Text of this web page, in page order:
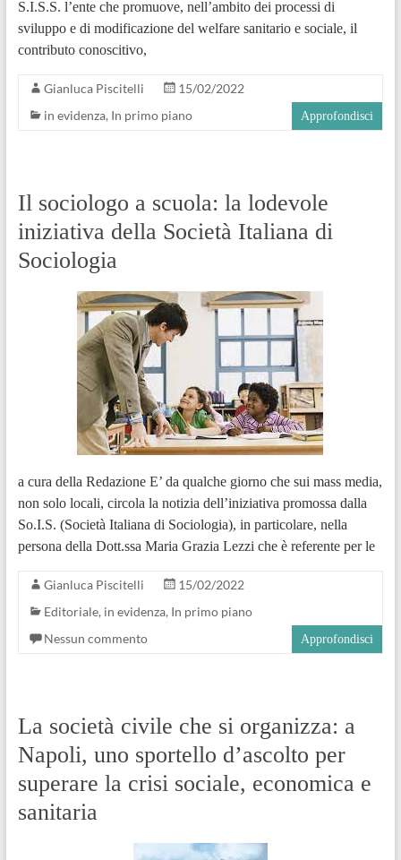
S.I.S.S. l’ente che promuove, nell’ambito dei processi di
sviluppo e di modificazione del welfare sanitario e sociale, il
contributo conoscitivo,
Gianluca Piscitelli
15/02/2022
in evidenza, In primo piano Approfondisci
Il sociologo a scuola: la lodevole
iniziativa della Società Italiana di
Sociologia
a cura della Redazione E’ da qualche giorno che sui mass media,
non solo locali, circola la notizia dell’iniziativa promossa dalla
So.I.S. (Società Italiana di Sociologia), in particolare, nella
persona della Dott.ssa Maria Grazia Lezzi che è referente per le
Gianluca Piscitelli
15/02/2022
Editoriale, in evidenza, In primo piano
Nessun commento
Approfondisci
La società civile che si organizza: a
Napoli, uno sportello d’ascolto per
superare la crisi sociale, economica e
sanitaria